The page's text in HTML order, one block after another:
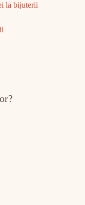
la bijuterii